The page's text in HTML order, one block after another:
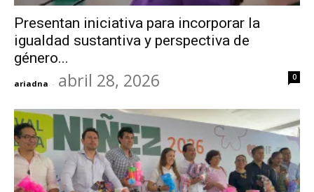
Presentan iniciativa para incorporar la
igualdad sustantiva y perspectiva de
género...
ariadna - abril 28, 2026 0